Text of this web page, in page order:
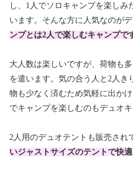
し、1人でソロキャンプを楽しみ
います。そんな方に人気なのがデ
ンプとは2人で楽しむキャンプで
大人数は楽しいですが、荷物も
を遣います。気の合う人と2人き
物も少なく済むため気軽に出か
でキャンプを楽しむのもデュオキ
2人用のデュオテントも販売され
いジャストサイズのテントで快適